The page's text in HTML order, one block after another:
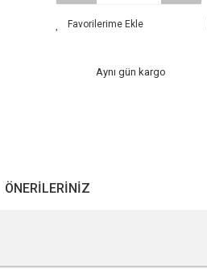
Aynı gün kargo
ÖNERILERINIZ